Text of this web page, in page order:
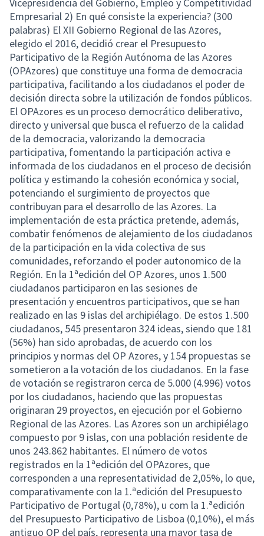
Empresarial 2) En qué consiste la experiencia? (300
palabras) El XII Gobierno Regional de las Azores,
elegido el 2016, decidió crear el Presupuesto
Participativo de la Región Autónoma de las Azores
(OPAzores) que constituye una forma de democracia
participativa, facilitando a los ciudadanos el poder de
decisión directa sobre la utilización de fondos públicos.
El OPAzores es un proceso democrático deliberativo,
directo y universal que busca el refuerzo de la calidad
de la democracia, valorizando la democracia
participativa, fomentando la participación activa e
informada de los ciudadanos en el proceso de decisión
política y estimando la cohesión económica y social,
potenciando el surgimiento de proyectos que
contribuyan para el desarrollo de las Azores. La
implementación de esta práctica pretende, además,
combatir fenómenos de alejamiento de los ciudadanos
de la participación en la vida colectiva de sus
comunidades, reforzando el poder autonomico de la
Región. En la 1ªedición del OP Azores, unos 1.500
ciudadanos participaron en las sesiones de
presentación y encuentros participativos, que se han
realizado en las 9 islas del archipiélago. De estos 1.500
ciudadanos, 545 presentaron 324 ideas, siendo que 181
(56%) han sido aprobadas, de acuerdo con los
principios y normas del OP Azores, y 154 propuestas se
sometieron a la votación de los ciudadanos. En la fase
de votación se registraron cerca de 5.000 (4.996) votos
por los ciudadanos, haciendo que las propuestas
originaran 29 proyectos, en ejecución por el Gobierno
Regional de las Azores. Las Azores son un archipiélago
compuesto por 9 islas, con una población residente de
unos 243.862 habitantes. El número de votos
registrados en la 1ªedición del OPAzores, que
corresponden a una representatividad de 2,05%, lo que,
comparativamente con la 1.ªedición del Presupuesto
Participativo de Portugal (0,78%), u com la 1.ªedición
del Presupuesto Participativo de Lisboa (0,10%), el más
antiguo OP del país, representa una mayor tasa de